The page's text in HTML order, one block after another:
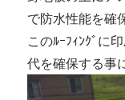
で防水性能を確
このﾙｰﾌｨﾝｸﾞに
代を確保する事